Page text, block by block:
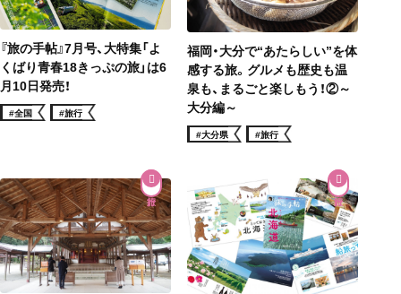
『旅の手帖』7月号、大特集「よ
くばり青春18きっぷの旅」は6
月10日発売！
#全国 #旅行
福岡・大分で“あたらしい”を体
感する旅。グルメも歴史も温
泉も、まるごと楽しもう！②～
大分編～
#大分県 #旅行